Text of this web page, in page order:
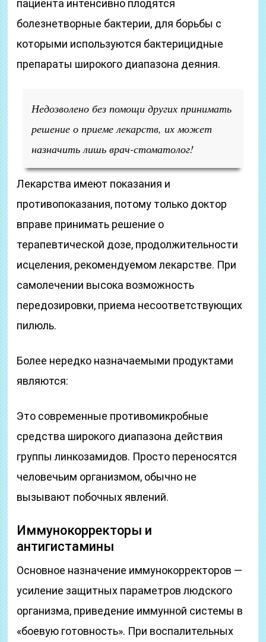
пациента интенсивно плодятся
болезнетворные бактерии, для борьбы с
которыми используются бактерицидные
препараты широкого диапазона деяния.
Недозволено без помощи других принимать
решение о приеме лекарств, их может
назначить лишь врач-стоматолог!
Лекарства имеют показания и
противопоказания, потому только доктор
вправе принимать решение о
терапевтической дозе, продолжительности
исцеления, рекомендуемом лекарстве. При
самолечении высока возможность
передозировки, приема несоответствующих
пилюль.
Более нередко назначаемыми продуктами
являются:
Это современные противомикробные
средства широкого диапазона действия
группы линкозамидов. Просто переносятся
человечьим организмом, обычно не
вызывают побочных явлений.
Иммунокорректоры и
антигистамины
Основное назначение иммунокорректоров —
усиление защитных параметров людского
организма, приведение иммунной системы в
«боевую готовность». При воспалительных